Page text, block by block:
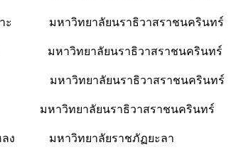
เลาะ มหาวิทยาลัยนราธิวาสราชนครินทร์
ปา มหาวิทยาลัยนราธิวาสราชนครินทร์
มะ มหาวิทยาลัยนราธิวาสราชนครินทร์
ยาลัยนราธิวาสราชนครินทร์
สุหลง มหาวิทยาลัยราชภัฏยะลา